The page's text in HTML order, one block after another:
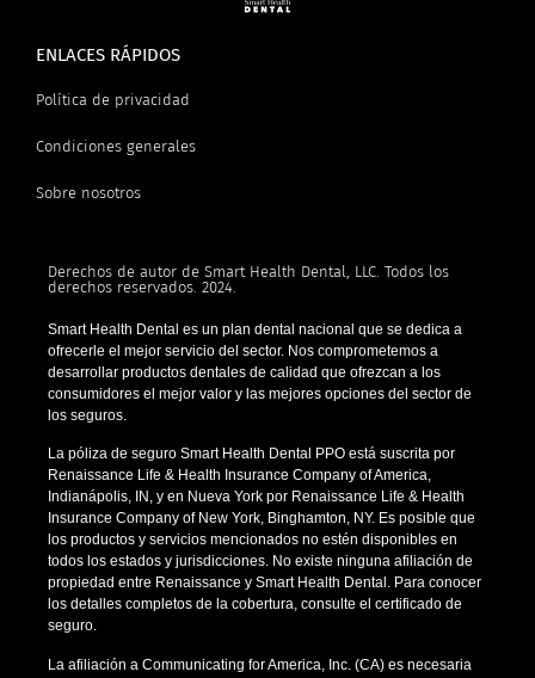
ENLACES RÁPIDOS
Política de privacidad
Condiciones generales
Sobre nosotros
Derechos de autor de Smart Health Dental, LLC. Todos los
derechos reservados. 2024.
Smart Health Dental es un plan dental nacional que se dedica a
ofrecerle el mejor servicio del sector. Nos comprometemos a
desarrollar productos dentales de calidad que ofrezcan a los
consumidores el mejor valor y las mejores opciones del sector de
los seguros.
La póliza de seguro Smart Health Dental PPO está suscrita por
Renaissance Life & Health Insurance Company of America,
Indianápolis, IN, y en Nueva York por Renaissance Life & Health
Insurance Company of New York, Binghamton, NY. Es posible que
los productos y servicios mencionados no estén disponibles en
todos los estados y jurisdicciones. No existe ninguna afiliación de
propiedad entre Renaissance y Smart Health Dental. Para conocer
los detalles completos de la cobertura, consulte el certificado de
seguro.
La afiliación a Communicating for America, Inc. (CA) es necesaria